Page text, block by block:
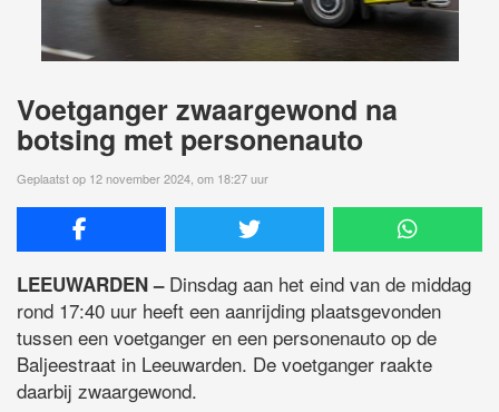
Voetganger zwaargewond na
botsing met personenauto
Geplaatst op 12 november 2024, om 18:27 uur
LEEUWARDEN –Dinsdag aan het eind van de middag
rond 17:40 uur heeft een aanrijding plaatsgevonden
tussen een voetganger en een personenauto op de
Baljeestraat in Leeuwarden. De voetganger raakte
daarbij zwaargewond.